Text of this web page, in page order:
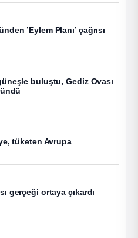
’Eylem Planı’ çağrısı
buluştu, Gediz Ovası
tüketen Avrupa
gerçeği ortaya çıkardı